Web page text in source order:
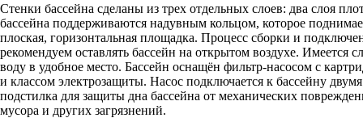
Стенки бассейна сделаны из трех отдельных слоев: два слоя
бассейна поддерживаются надувным кольцом, которое
плоская, горизонтальная площадка. Процесс сборки и
рекомендуем оставлять бассейн на открытом воздухе.
воду в удобное место. Бассейн оснащён фильтр-насосом с
и классом электрозащиты. Насос подключается к бассейну
подстилка для защиты дна бассейна от механических
мусора и других загрязнений.